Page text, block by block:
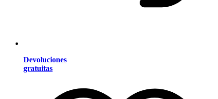
Devoluciones
gratuitas